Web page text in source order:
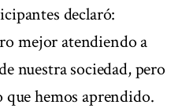
declaró:
mejor atendiendo a
nuestra sociedad, pero
hemos aprendido.